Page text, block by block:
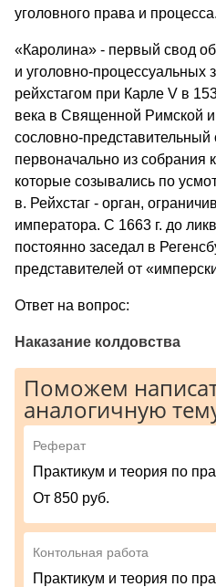
уголовного права и процесса.
«Каролина» - первый свод
и уголовно-процессуальных
рейхстагом при Карле V в
века в Священной Римской
сословно-представительный
первоначально из собрания
которые созывались по
в. Рейхстаг - орган,
императора. С 1663 г. до
постоянно заседал в
представителей от
Ответ на вопрос:
Наказание колдовства
Поможем
аналогичную
Реферат
Практикум и теория по
От 850 руб.
Контольная работа
Практикум и теория по